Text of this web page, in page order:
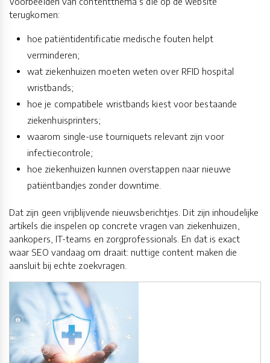
terugkomen:
hoe patiëntidentificatie medische fouten helpt
verminderen;
wat ziekenhuizen moeten weten over RFID hospital
wristbands;
hoe je compatibele wristbands kiest voor bestaande
ziekenhuisprinters;
waarom single-use tourniquets relevant zijn voor
infectiecontrole;
hoe ziekenhuizen kunnen overstappen naar nieuwe
patiëntbandjes zonder downtime.
Dat zijn geen vrijblijvende nieuwsberichtjes. Dit zijn inhoudelijke
artikels die inspelen op concrete vragen van ziekenhuizen,
aankopers, IT-teams en zorgprofessionals. En dat is exact
waar SEO vandaag om draait: nuttige content maken die
aansluit bij echte zoekvragen.